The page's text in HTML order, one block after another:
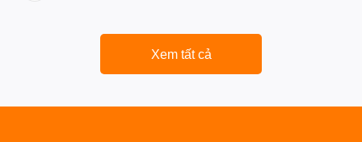
Xem tất cả